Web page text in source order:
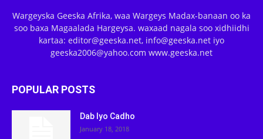
Wargeyska Geeska Afrika, waa Wargeys Madax-banaan oo ka
soo baxa Magaalada Hargeysa. waxaad nagala soo xidhiidhi
kartaa: editor@geeska.net, info@geeska.net iyo
geeska2006@yahoo.com www.geeska.net
POPULAR POSTS
Dab Iyo Cadho
January 18, 2018